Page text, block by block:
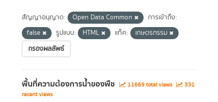
สัญญาอนุญาต: Open Data Common
การเข้าถึง:
false
รูปแบบ: HTML แท็ค:
เกษตรกรรม
กรองผลลัพธ์
พื้นที่ความต้องการน้ำของพืช 11669 total views
331
recent views